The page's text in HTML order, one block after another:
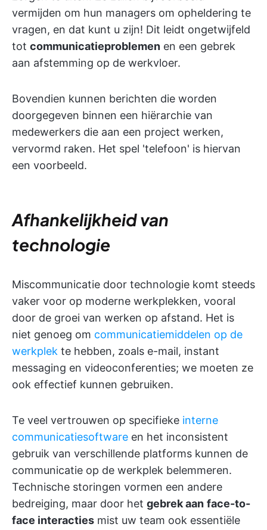
vermijden om hun managers om opheldering te
vragen, en dat kunt u zijn! Dit leidt ongetwijfeld
tot communicatieproblemen en een gebrek
aan afstemming op de werkvloer.
Bovendien kunnen berichten die worden
doorgegeven binnen een hiërarchie van
medewerkers die aan een project werken,
vervormd raken. Het spel 'telefoon' is hiervan
een voorbeeld.
Afhankelijkheid van
technologie
Miscommunicatie door technologie komt steeds
vaker voor op moderne werkplekken, vooral
door de groei van werken op afstand. Het is
niet genoeg om communicatiemiddelen op de
werkplek te hebben, zoals e-mail, instant
messaging en videoconferenties; we moeten ze
ook effectief kunnen gebruiken.
Te veel vertrouwen op specifieke interne
communicatiesoftware en het inconsistent
gebruik van verschillende platforms kunnen de
communicatie op de werkplek belemmeren.
Technische storingen vormen een andere
bedreiging, maar door het gebrek aan face-to-
face interacties mist uw team ook essentiële